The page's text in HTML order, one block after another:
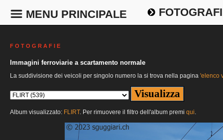
MENU PRINCIPALE
F O T O G R A F I E
Immagini ferroviarie a scartamento normale
La suddivisione dei veicoli per singolo numero la si trova nella pagina 'elenco
Album visualizzato: FLIRT. Per rimuovere il filtro dell'album premi qui.